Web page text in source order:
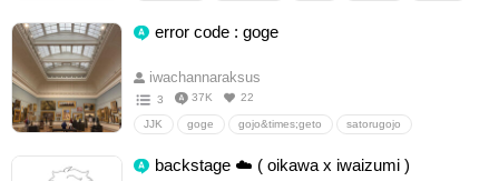
atsumu MiyaAtsumu
error code : goge
iwachannaraksus
3 37K 22
JJK goge gojo&times;geto satorugojo
backstage ☁️ ( oikawa x iwaizumi )